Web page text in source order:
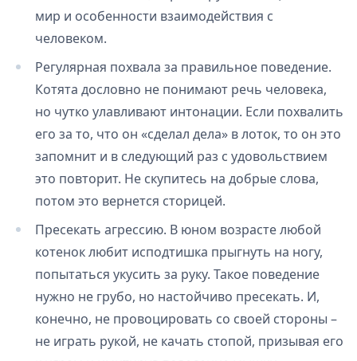
мир и особенности взаимодействия с
человеком.
Регулярная похвала за правильное поведение.
Котята дословно не понимают речь человека,
но чутко улавливают интонации. Если похвалить
его за то, что он «сделал дела» в лоток, то он это
запомнит и в следующий раз с удовольствием
это повторит. Не скупитесь на добрые слова,
потом это вернется сторицей.
Пресекать агрессию. В юном возрасте любой
котенок любит исподтишка прыгнуть на ногу,
попытаться укусить за руку. Такое поведение
нужно не грубо, но настойчиво пресекать. И,
конечно, не провоцировать со своей стороны –
не играть рукой, не качать стопой, призывая его